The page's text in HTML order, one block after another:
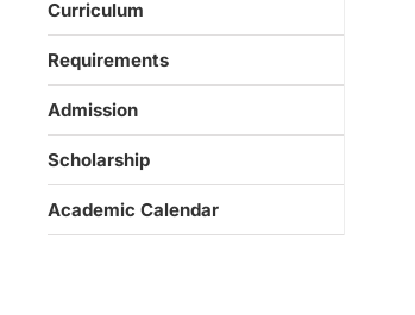
Curriculum
Requirements
Admission
Scholarship
Academic Calendar